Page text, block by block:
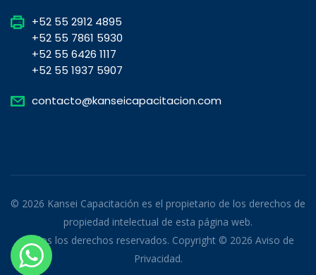
+52 55 2912 4895
+52 55 7861 5930
+52 55 6426 1117
+52 55 1937 5907
contacto@kanseicapacitacion.com
© 2026 Kansei Capacitación es el propietario de los derechos de
propiedad intelectual de esta página web.
Todos los derechos reservados. Copyright © 2026 Aviso de
Privacidad.